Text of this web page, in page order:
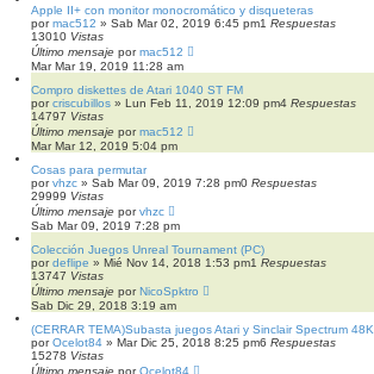
Apple II+ con monitor monocromático y disqueteras
pormac512 » Sab Mar 02, 2019 6:45 pm1 Respuestas
13010 Vistas
Último mensaje pormac512
Mar Mar 19, 2019 11:28 am
Compro diskettes de Atari 1040 ST FM
porcriscubillos » Lun Feb 11, 2019 12:09 pm4 Respuestas
14797 Vistas
Último mensaje pormac512
Mar Mar 12, 2019 5:04 pm
Cosas para permutar
porvhzc » Sab Mar 09, 2019 7:28 pm0 Respuestas
29999 Vistas
Último mensaje porvhzc
Sab Mar 09, 2019 7:28 pm
Colección Juegos Unreal Tournament (PC)
pordeflipe » Mié Nov 14, 2018 1:53 pm1 Respuestas
13747 Vistas
Último mensaje porNicoSpktro
Sab Dic 29, 2018 3:19 am
(CERRAR TEMA)Subasta juegos Atari y Sinclair Spectrum 48K
porOcelot84 » Mar Dic 25, 2018 8:25 pm6 Respuestas
15278 Vistas
Último mensaje porOcelot84